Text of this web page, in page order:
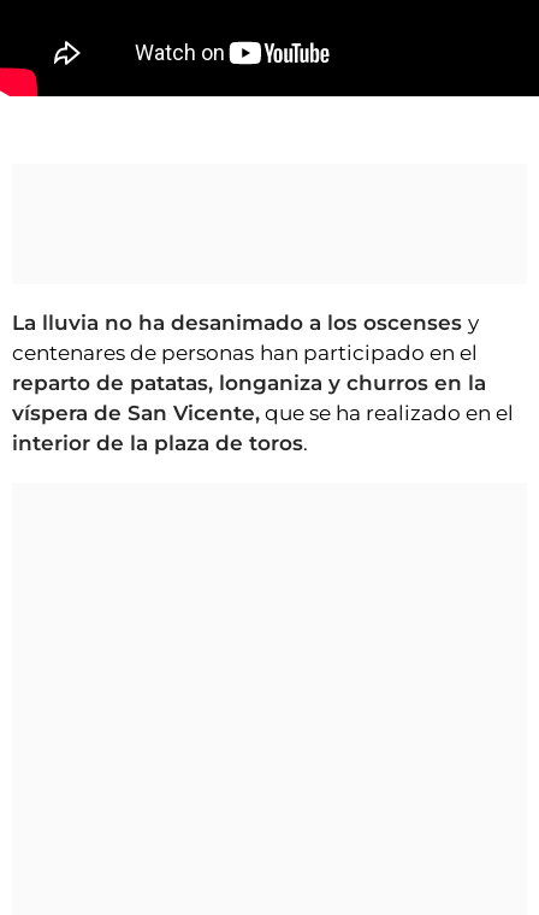
CARTELERA
INICIAR SESIÓN
La lluvia no ha desanimado a los oscenses y
centenares de personas han participado en el
reparto de patatas, longaniza y churros en la
víspera de San Vicente, que se ha realizado en el
interior de la plaza de toros.